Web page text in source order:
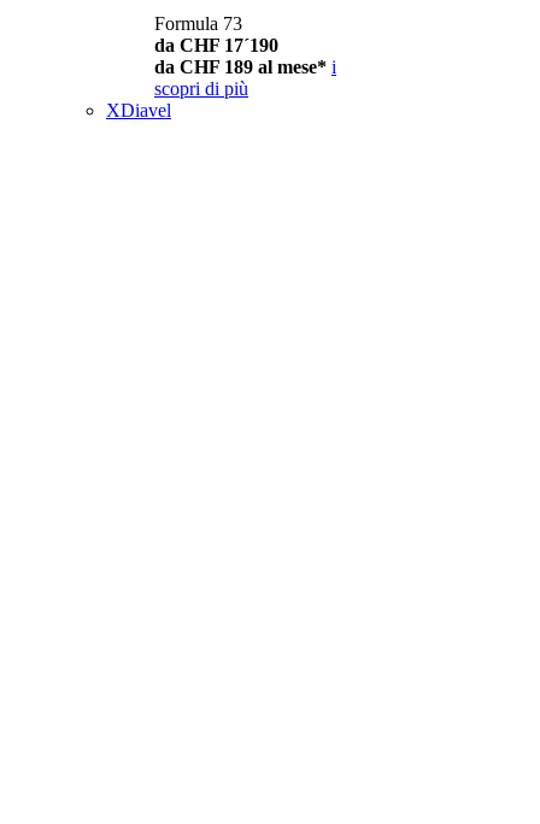
Formula 73
da CHF 17´190
da CHF 189 al mese* i
scopri di più
XDiavel